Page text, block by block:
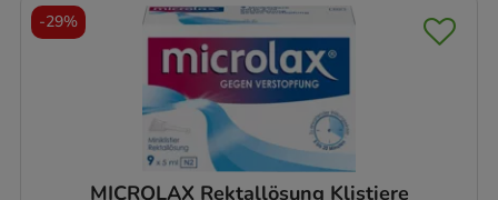
MICROLAX Rektallösung Klistiere
-29%